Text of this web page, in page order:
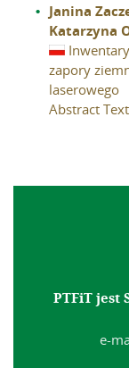
Janina
Katarzyna
zapory
laserowego
Abstract
PTFiT jest
e-